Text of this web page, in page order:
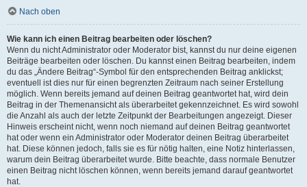
Nach oben
Wie kann ich einen Beitrag bearbeiten oder löschen?
Wenn du nicht Administrator oder Moderator bist, kannst du nur deine eigenen
Beiträge bearbeiten oder löschen. Du kannst einen Beitrag bearbeiten, indem
du das „Ändere Beitrag“-Symbol für den entsprechenden Beitrag anklickst;
eventuell ist dies nur für einen begrenzten Zeitraum nach seiner Erstellung
möglich. Wenn bereits jemand auf deinen Beitrag geantwortet hat, wird dein
Beitrag in der Themenansicht als überarbeitet gekennzeichnet. Es wird sowohl
die Anzahl als auch der letzte Zeitpunkt der Bearbeitungen angezeigt. Dieser
Hinweis erscheint nicht, wenn noch niemand auf deinen Beitrag geantwortet
hat oder wenn ein Administrator oder Moderator deinen Beitrag überarbeitet
hat. Diese können jedoch, falls sie es für nötig halten, eine Notiz hinterlassen,
warum dein Beitrag überarbeitet wurde. Bitte beachte, dass normale Benutzer
einen Beitrag nicht löschen können, wenn bereits jemand darauf geantwortet
hat.